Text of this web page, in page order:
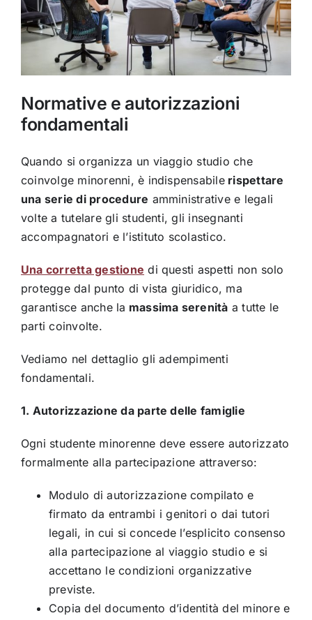
Normative e autorizzazioni
fondamentali
Quando si organizza un viaggio studio che
coinvolge minorenni, è indispensabilerispettare
una serie di procedure amministrative e legali
volte a tutelare gli studenti, gli insegnanti
accompagnatori e l’istituto scolastico.
Una corretta gestione di questi aspetti non solo
protegge dal punto di vista giuridico, ma
garantisce anche la massima serenità a tutte le
parti coinvolte.
Vediamo nel dettaglio gli adempimenti
fondamentali.
1. Autorizzazione da parte delle famiglie
Ogni studente minorenne deve essere autorizzato
formalmente alla partecipazione attraverso:
Modulo di autorizzazione compilato e
firmato da entrambi i genitori o dai tutori
legali, in cui si concede l’esplicito consenso
alla partecipazione al viaggio studio e si
accettano le condizioni organizzative
previste.
Copia del documento d’identità del minore e